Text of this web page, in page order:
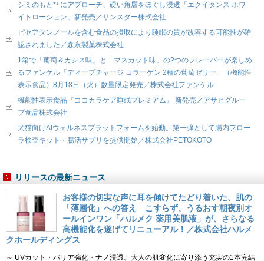
シミのもと*¹ にアプローチ、硬い角層をほぐし浸透「エクイタンス ホワ
イトローション」新発売／サンスター株式会社
ピセアタンノールを含む食品の摂取により睡眠の質が改善する可能性が確
認されました／森永製菓株式会社
1箱で「葡萄＆カシス味」と「マスカット味」の2つのフレーバーが楽しめ
るファンケル「ディープチャージ コラーゲン 2種の葡萄ゼリー」（機能性
表示食品）8月18日（火）数量限定発売／株式会社ファンケル
機能性表示食品『ココカラケア睡眠プレミアム』 新発売／アサヒグルー
プ食品株式会社
犬猫向けAIウェルネスプラットフォームを始動。第一弾として腸内フロー
ラ検査キット・腸活サプリを提供開始／株式会社PETOKOTO
リリースの最新ニュース
お客様の切実な声に耳を傾けてたどり着いた、肌の
「薄層化」への答え こすらず、うるおす朝夜別オ
ールインワン「ハルメク 薬用美肌液」が、さらなる
高機能化を遂げてリニューアル！／株式会社ハルメ
クホールディングス
～ UVカット・バリア強化・ナノ浸透。大人の肌変化に寄り添う充実の1本完結